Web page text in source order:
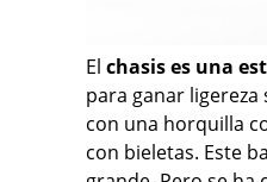
El chasis es una
para ganar
con una horquilla
con bieletas. Este